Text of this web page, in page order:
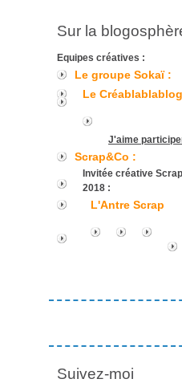
Sur la
Equipes créatives :
Le groupe Sokaï :
Le
J'aime
Scrap&Co :
Invitée créative
2018 :
L'Antre Scrap
Suivez-moi